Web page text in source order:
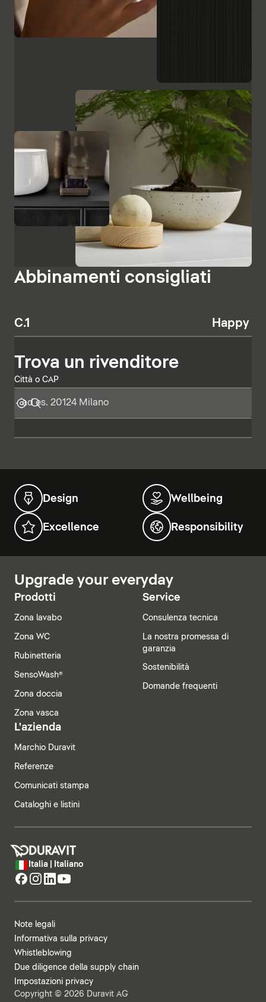
Abbinamenti consigliati
C.1 Happy
Trova un rivenditore
Città o CAP
Design Wellbeing
Excellence Responsibility
Upgrade your everyday
Prodotti
Zona lavabo
Zona WC
Rubinetteria
SensoWash®
Zona doccia
Zona vasca
Service
Consulenza tecnica
La nostra promessa di
garanzia
Sostenibilità
Domande frequenti
L'azienda
Marchio Duravit
Referenze
Comunicati stampa
Cataloghi e listini
Italia | Italiano
Note legali
Informativa sulla privacy
Whistleblowing
Due diligence della supply chain
Impostazioni privacy
Copyright © 2026 Duravit AG